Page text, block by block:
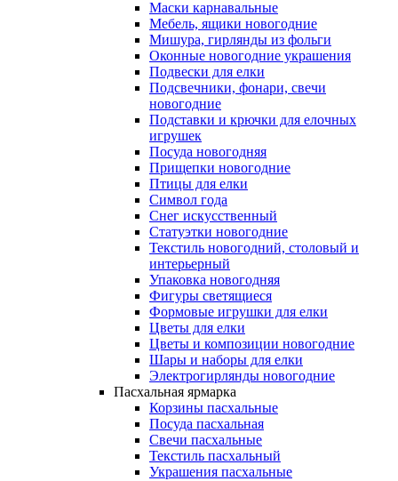
Маски карнавальные
Мебель, ящики новогодние
Мишура, гирлянды из фольги
Оконные новогодние украшения
Подвески для елки
Подсвечники, фонари, свечи
новогодние
Подставки и крючки для елочных
игрушек
Посуда новогодняя
Прищепки новогодние
Птицы для елки
Символ года
Снег искусственный
Статуэтки новогодние
Текстиль новогодний, столовый и
интерьерный
Упаковка новогодняя
Фигуры светящиеся
Формовые игрушки для елки
Цветы для елки
Цветы и композиции новогодние
Шары и наборы для елки
Электрогирлянды новогодние
Пасхальная ярмарка
Корзины пасхальные
Посуда пасхальная
Свечи пасхальные
Текстиль пасхальный
Украшения пасхальные